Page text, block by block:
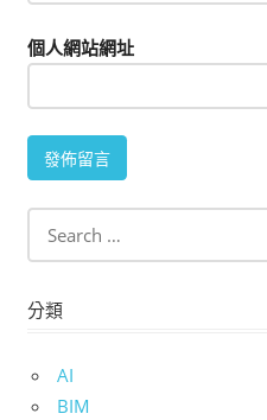
個人網站網址
分類
AI
BIM